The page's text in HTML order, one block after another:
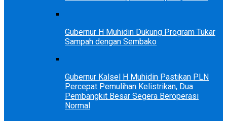
Gubernur H Muhidin Dukung Program Tukar
Sampah dengan Sembako
Gubernur Kalsel H Muhidin Pastikan PLN
Percepat Pemulihan Kelistrikan, Dua
Pembangkit Besar Segera Beroperasi
Normal